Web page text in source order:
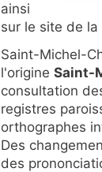
ainsi
sur le site de la
Saint-Michel-
l'origine Saint-
consultation
registres
orthographes
Des
des